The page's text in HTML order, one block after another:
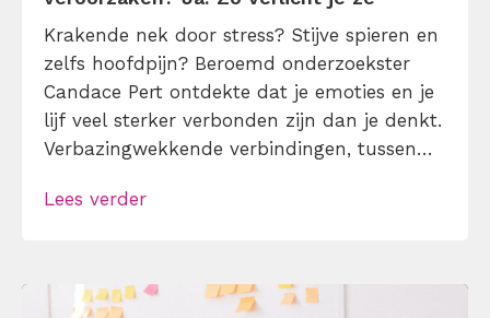
Krakende nek door stress? Stijve spieren en
zelfs hoofdpijn? Beroemd onderzoekster
Candace Pert ontdekte dat je emoties en je
lijf veel sterker verbonden zijn dan je denkt.
Verbazingwekkende verbindingen, tussen
stress bijvoorbeeld. 4 mini-oefeningen
Lees verder